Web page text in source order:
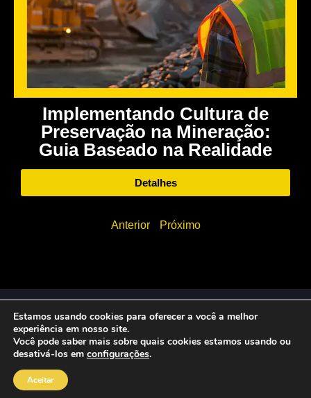
Implementando Cultura de
Preservação na Mineração:
Guia Baseado na Realidade
Detalhes
Anterior Próximo
Desenvolvido por Tiberis
Estamos usando cookies para oferecer a você a melhor
experiência em nosso site.
Você pode saber mais sobre quais cookies estamos usando ou
desativá-los em configurações.
Aceitar